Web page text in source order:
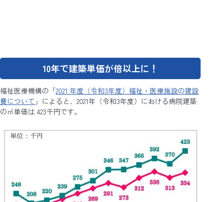
10年で建築単価が倍以上に！
福祉医療機構の「2021 年度（令和3年度）福祉・医療施設の建設
費について 」によると、2021年（令和3年度）における病院建築
の㎡単価は 423千円です。